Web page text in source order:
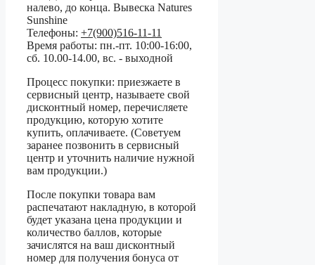
налево, до конца. Вывеска Natures
Sunshine
Телефоны: +7(900)516-11-11
Время работы: пн.-пт. 10:00-16:00,
сб. 10.00-14.00, вс. - выходной
Процесс покупки: приезжаете в
сервисный центр, называете свой
дисконтный номер, перечисляете
продукцию, которую хотите
купить, оплачиваете. (Советуем
заранее позвонить в сервисный
центр и уточнить наличие нужной
вам продукции.)
После покупки товара вам
распечатают накладную, в которой
будет указана цена продукции и
количество баллов, которые
зачислятся на ваш дисконтный
номер для получения бонуса от